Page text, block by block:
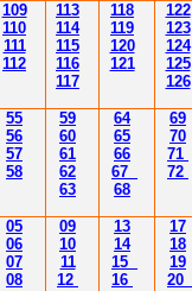
109
110
111
112
113
114
115
116
117
118
119
120
121
122
123
124
125
126
55
56
57
58
59
60
61
62
63
64
65
66
67
68
69
70
71
72
05
06
07
08
09
10
11
12
13
14
15
16
17
18
19
20